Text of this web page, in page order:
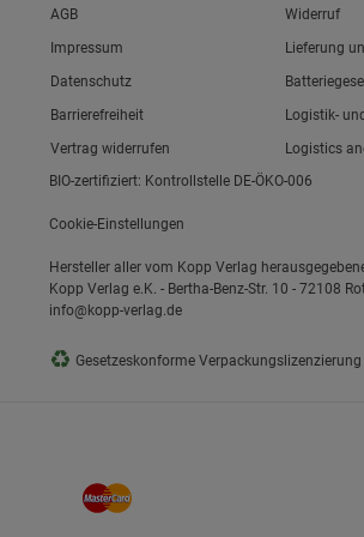
Link zum/zur
AGB
Link zum/zur
Impressum
Link zum/zur
Datenschutz
Link zum/zur
Barrierefreiheit
Vertrag widerrufen
Widerruf
Lieferung
Logistik-
Logistics
BIO-zertifiziert: Kontrollstelle DE-ÖKO-006
Cookie-Einstellungen
Hersteller aller vom Kopp Verlag
Kopp Verlag e.K. - Bertha-Benz-Str. 10 - 72108
info@kopp-verlag.de
♻ Gesetzeskonforme Verpackungslizenzierung
Gruppe